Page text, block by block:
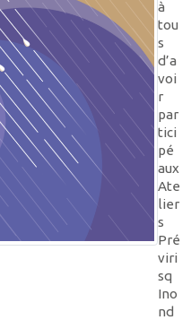
à
tou
s
d’a
voi
r
par
tici
pé
aux
Ate
lier
s
Pré
viri
sq
Ino
nd